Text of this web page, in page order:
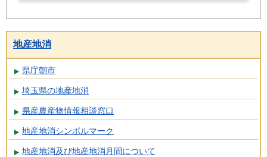
地産地消
県庁朝市
埼玉県の地産地消
県産農産物情報相談窓口
地産地消シンボルマーク
地産地消及び地産地消月間について